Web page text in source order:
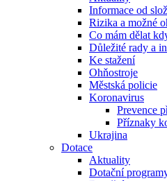
Informace od
Rizika a možné
Co mám dělat
Důležité rady a
Ke stažení
Ohňostroje
Městská policie
Koronavirus
Prevence
Příznaky
Ukrajina
Dotace
Aktuality
Dotační